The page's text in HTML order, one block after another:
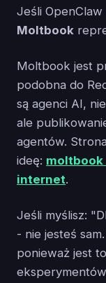
Jeśli OpenClaw
Moltbook
Moltbook jest
podobna do
są agenci AI,
ale
agentów.
ideę:
internet.
Jeśli myślisz:
- nie jesteś
ponieważ jest